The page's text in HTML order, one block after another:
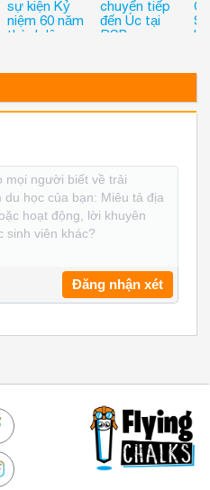
sự kiện Kỷ
niệm 60 năm
thành lập
chuyển tiếp
đến Úc tại
PSB
Đăng nhận xét